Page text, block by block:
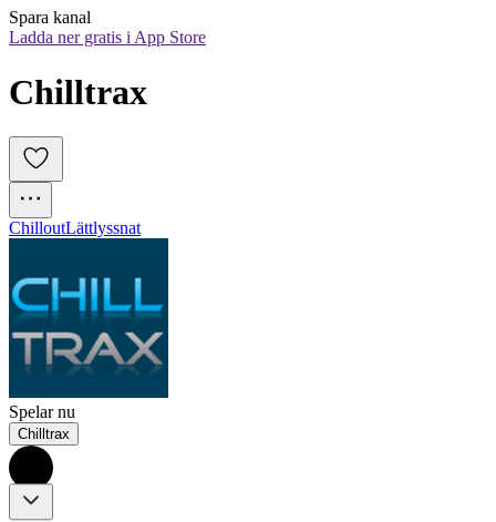
Spara kanal
Ladda ner gratis i App Store
Chilltrax
ChilloutLättlyssnat
Spelar nu
Chilltrax